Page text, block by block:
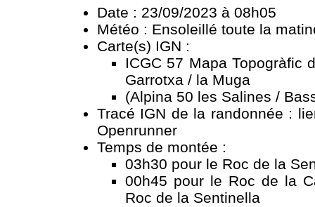
Date : 23/09/2023 à 08h05
Météo : Ensoleillé toute la
Carte(s) IGN :
ICGC 57 Mapa Topogràfic
Garrotxa / la Muga
(Alpina 50 les Salines /
Tracé IGN de la randonnée :
Openrunner
Temps de montée :
03h30 pour le Roc de la
00h45 pour le Roc de la
Roc de la Sentinella